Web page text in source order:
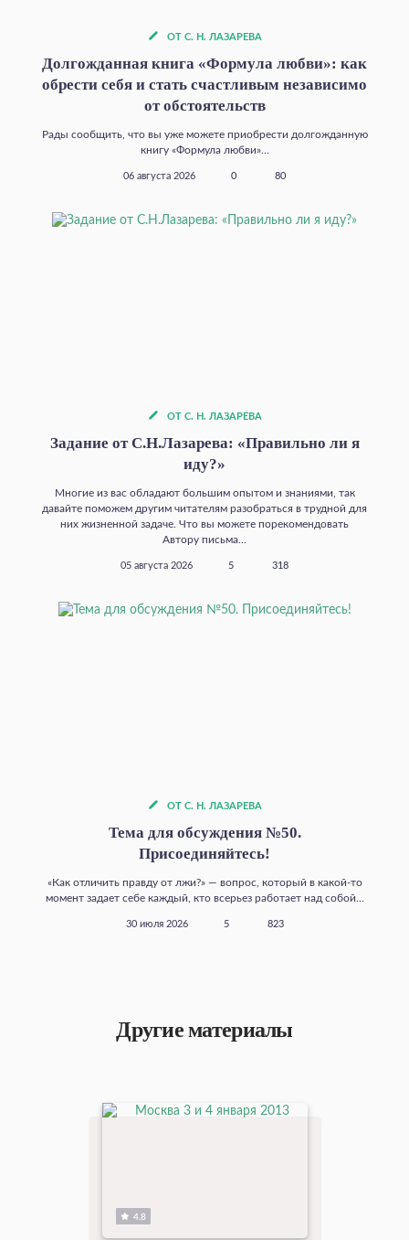
ОТ С. Н. ЛАЗАРЕВА
Долгожданная книга «Формула любви»: как
обрести себя и стать счастливым независимо
от обстоятельств
Рады сообщить, что вы уже можете приобрести долгожданную
книгу «Формула любви»...
06 августа 2026 0 80
ОТ С. Н. ЛАЗАРЕВА
Задание от С.Н.Лазарева: «Правильно ли я
иду?»
Многие из вас обладают большим опытом и знаниями, так
давайте поможем другим читателям разобраться в трудной для
них жизненной задаче. Что вы можете порекомендовать
Автору письма...
05 августа 2026 5 318
ОТ С. Н. ЛАЗАРЕВА
Тема для обсуждения №50.
Присоединяйтесь!
«Как отличить правду от лжи?» — вопрос, который в какой‑то
момент задает себе каждый, кто всерьез работает над собой...
30 июля 2026 5 823
Другие материалы
4.8